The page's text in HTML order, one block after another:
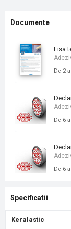
Documente
fisa
De 2
De 6
De 6
Specificatii
Keralastic